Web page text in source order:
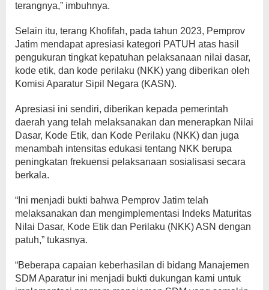
terangnya,” imbuhnya.
Selain itu, terang Khofifah, pada tahun 2023, Pemprov
Jatim mendapat apresiasi kategori PATUH atas hasil
pengukuran tingkat kepatuhan pelaksanaan nilai dasar,
kode etik, dan kode perilaku (NKK) yang diberikan oleh
Komisi Aparatur Sipil Negara (KASN).
Apresiasi ini sendiri, diberikan kepada pemerintah
daerah yang telah melaksanakan dan menerapkan Nilai
Dasar, Kode Etik, dan Kode Perilaku (NKK) dan juga
menambah intensitas edukasi tentang NKK berupa
peningkatan frekuensi pelaksanaan sosialisasi secara
berkala.
“Ini menjadi bukti bahwa Pemprov Jatim telah
melaksanakan dan mengimplementasi Indeks Maturitas
Nilai Dasar, Kode Etik dan Perilaku (NKK) ASN dengan
patuh,” tukasnya.
“Beberapa capaian keberhasilan di bidang Manajemen
SDM Aparatur ini menjadi bukti dukungan kami untuk